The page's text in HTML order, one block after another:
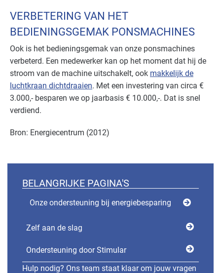
VERBETERING VAN HET
BEDIENINGSGEMAK PONSMACHINES
Ook is het bedieningsgemak van onze ponsmachines
verbeterd. Een medewerker kan op het moment dat hij de
stroom van de machine uitschakelt, ook makkelijk de
luchtkraan dichtdraaien. Met een investering van circa €
3.000,- besparen we op jaarbasis € 10.000,-. Dat is snel
verdiend.
Bron: Energiecentrum (2012)
BELANGRIJKE PAGINA'S
Onze ondersteuning bij energiebesparing
Zelf aan de slag
Ondersteuning door Stimular
Hulp nodig? Ons team staat klaar om jouw vragen